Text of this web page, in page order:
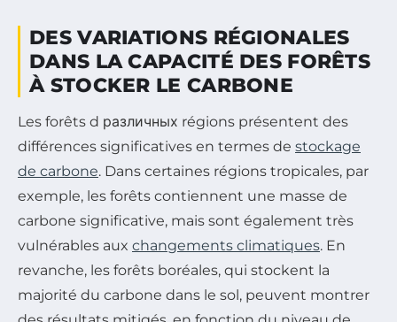
DES VARIATIONS RÉGIONALES
DANS LA CAPACITÉ DES FORÊTS
À STOCKER LE CARBONE
Les forêts d различных régions présentent des
différences significatives en termes de stockage
de carbone. Dans certaines régions tropicales, par
exemple, les forêts contiennent une masse de
carbone significative, mais sont également très
vulnérables aux changements climatiques. En
revanche, les forêts boréales, qui stockent la
majorité du carbone dans le sol, peuvent montrer